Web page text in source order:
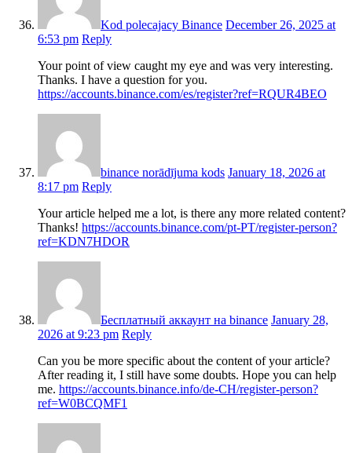
Kod polecajacy Binance December 26, 2025 at
6:53 pm Reply
Your point of view caught my eye and was very interesting.
Thanks. I have a question for you.
https://accounts.binance.com/es/register?ref=RQUR4BEO
binance norādījuma kods January 18, 2026 at
8:17 pm Reply
Your article helped me a lot, is there any more related content?
Thanks! https://accounts.binance.com/pt-PT/register-person?
ref=KDN7HDOR
Бесплатный аккаунт на binance January 28,
2026 at 9:23 pm Reply
Can you be more specific about the content of your article?
After reading it, I still have some doubts. Hope you can help
me. https://accounts.binance.info/de-CH/register-person?
ref=W0BCQMF1